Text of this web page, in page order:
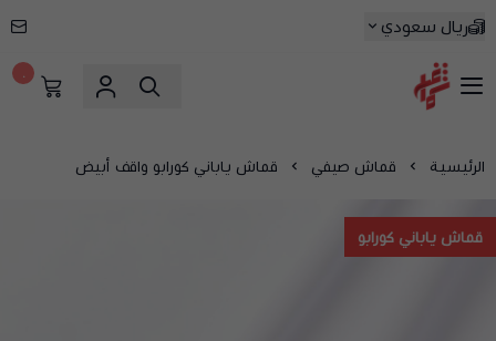
ريال سعودي
شماغ شوب | أفضل متجر شماغ في السعودية
الرئيسية قماش صيفي قماش ياباني كورابو واقف أبيض
قماش ياباني كورابو